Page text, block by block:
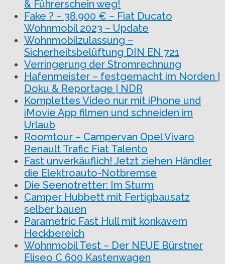
& Führerschein weg!
Fake ? – 38.900 € – Fiat Ducato
Wohnmobil 2023 – Update
Wohnmobilzulassung –
Sicherheitsbelüftung DIN EN 721
Verringerung der Stromrechnung
Hafenmeister – festgemacht im Norden |
Doku & Reportage | NDR
Komplettes Video nur mit iPhone und
iMovie App filmen und schneiden im
Urlaub
Roomtour – Campervan Opel Vivaro
Renault Trafic Fiat Talento
Fast unverkäuflich! Jetzt ziehen Händler
die Elektroauto-Notbremse
Die Seenotretter: Im Sturm
Camper Hubbett mit Fertigbausatz
selber bauen
Parametric Fast Hull mit konkavem
Heckbereich
Wohnmobil Test – Der NEUE Bürstner
Eliseo C 600 Kastenwagen